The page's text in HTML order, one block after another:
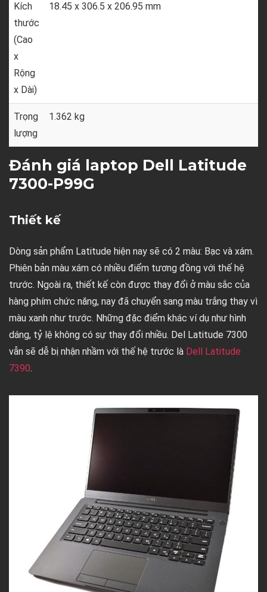
Kích
thước
(Cao
x
Rộng
x Dài)
18.45 x 306.5 x 206.95 mm
Trọng
lượng
1.362 kg
Đánh giá laptop Dell Latitude
7300-P99G
Thiết kế
Dòng sản phẩm Latitude hiện nay sẽ có 2 màu: Bạc và xám.
Phiên bản màu xám có nhiều điểm tương đồng với thế hệ
trước. Ngoài ra, thiết kế còn được thay đổi ở màu sắc của
hàng phím chức năng, nay đã chuyển sang màu trắng thay vì
màu xanh như trước. Những đặc điểm khác ví dụ như hình
dáng, tỷ lệ không có sự thay đổi nhiều. Del Latitude 7300
vẫn sẽ dễ bị nhận nhầm với thế hệ trước là Dell Latitude
7390.